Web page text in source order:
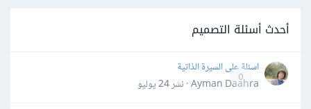
أحدث أسئلة التصميم
0
اسئلة على السيرة الذاتية
Ayman Daahra · نشر
24 يوليو